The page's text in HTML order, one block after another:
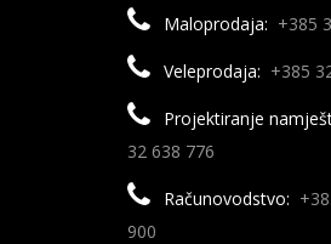
Maloprodaja: +385
Veleprodaja: +385
Projektiranje
32 638 776
Računovodstvo:
900